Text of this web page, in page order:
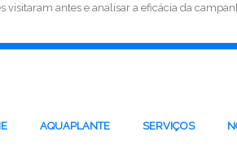
visitaram antes e analisar a eficácia da
AQUAPLANTE SERVIÇOS